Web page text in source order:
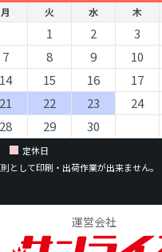
容易に認識できない方
ェブビーコン等を用いるなどして
による個人情報の取得は行って
情報の安全管理措置について
情報については、漏洩、減失また
情報の安全管理のために必要
答後、取得した個人情報は当社
人情報の任意性について
月 火 水 木
1 2 3
7 8 9 10
14 15 16 17
21 22 23 24
28 29 30
定休日
として印刷・出荷作業が出来ません。
運営会社